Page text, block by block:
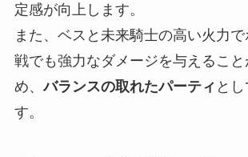
定感が向上します。
また、ベスと未来騎士の高い火力
戦でも強力なダメージを与えること
め、バランスの取れたパーティ と
す。